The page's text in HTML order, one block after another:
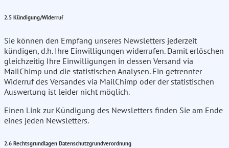
2.5 Kündigung/Widerruf
Sie können den Empfang unseres Newsletters jederzeit
kündigen, d.h. Ihre Einwilligungen widerrufen. Damit erlöschen
gleichzeitig Ihre Einwilligungen in dessen Versand via
MailChimp und die statistischen Analysen. Ein getrennter
Widerruf des Versandes via MailChimp oder der statistischen
Auswertung ist leider nicht möglich.
Einen Link zur Kündigung des Newsletters finden Sie am Ende
eines jeden Newsletters.
2.6 Rechtsgrundlagen Datenschutzgrundverordnung